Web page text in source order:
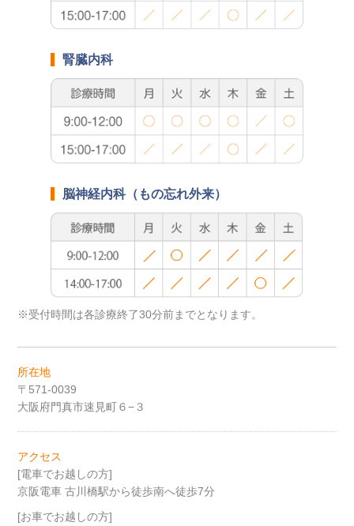
腎臓内科
脳神経内科（もの忘れ外来）
※受付時間は各診療終了30分前までとなります。
所在地
〒571-0039
大阪府門真市速見町６−３
アクセス
[電車でお越しの方]
京阪電車 古川橋駅から徒歩南へ徒歩7分
[お車でお越しの方]